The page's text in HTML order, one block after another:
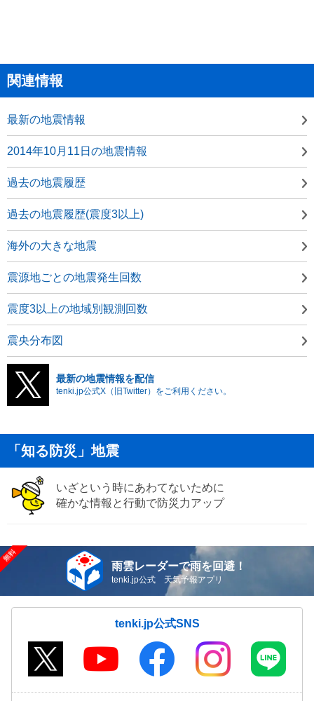
関連情報
最新の地震情報
2014年10月11日の地震情報
過去の地震履歴
過去の地震履歴(震度3以上)
海外の大きな地震
震源地ごとの地震発生回数
震度3以上の地域別観測回数
震央分布図
最新の地震情報を配信
tenki.jp公式X（旧Twitter）をご利用ください。
「知る防災」地震
いざという時にあわてないために
確かな情報と行動で防災力アップ
雨雲レーダーで雨を回避！
tenki.jp公式 天気予報アプリ
tenki.jp公式SNS